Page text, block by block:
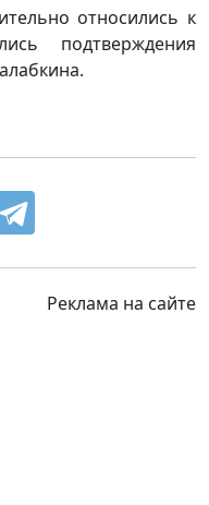
относились к
подтверждения
Реклама на сайте